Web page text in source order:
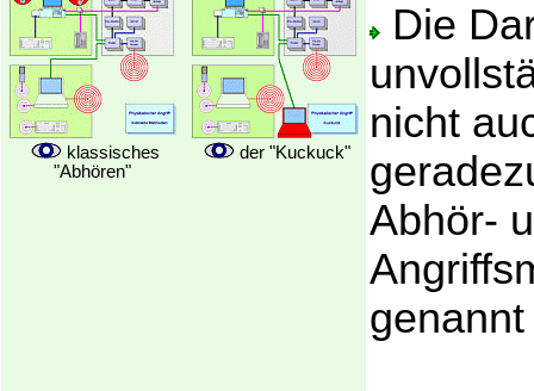
klassisches
"Abhören"
der "Kuckuck"
Die
nicht
Abhör-